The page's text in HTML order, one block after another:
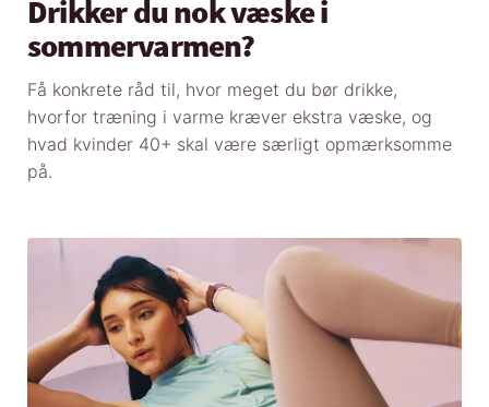
Drikker du nok væske i
sommervarmen?
Få konkrete råd til, hvor meget du bør drikke,
hvorfor træning i varme kræver ekstra væske, og
hvad kvinder 40+ skal være særligt opmærksomme
på.